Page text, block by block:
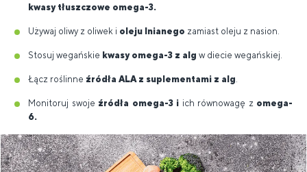
kwasy tłuszczowe omega-3.
Używaj oliwy z oliwek i oleju lnianego zamiast oleju z nasion.
Stosuj wegańskie kwasy omega-3 z alg w diecie wegańskiej.
Łącz roślinne źródła ALA z suplementami z alg.
Monitoruj swoje źródła omega-3 i ich równowagę z omega-
6.